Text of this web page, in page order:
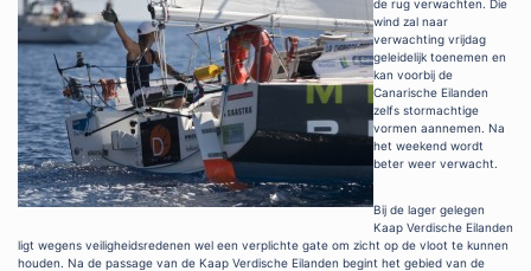
de rug verwachten. Die
wind zal naar
verwachting vrijdag
geleidelijk toenemen en
kan voorbij de
Canarische Eilanden
zelfs stormachtige
vormen aannemen. Na
het weekend wordt
beter weer verwacht.
Bij de lager gelegen
Kaap Verdische Eilanden
ligt wegens veiligheidsredenen wel een verplichte gate om zicht op de vloot te kunnen
houden. Na de passage van de Kaap Verdische Eilanden begint het gebied van de